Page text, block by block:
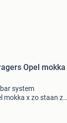
Opel mokka
system
mokka x zo staan ze